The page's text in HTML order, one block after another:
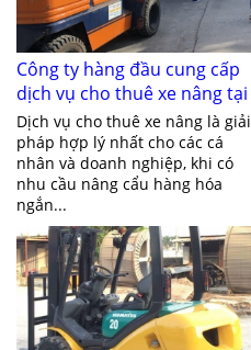
Công ty hàng đầu cung cấp
dịch vụ cho thuê xe nâng tại
Bình Dương
Dịch vụ cho thuê xe nâng là giải
pháp hợp lý nhất cho các cá
nhân và doanh nghiệp, khi có
nhu cầu nâng cẩu hàng hóa
ngắn...